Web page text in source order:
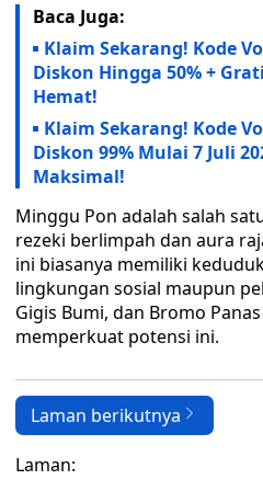
Baca Juga:
Klaim Sekarang! Kode
Diskon Hingga 50% +
Hemat!
Klaim Sekarang! Kode
Diskon 99% Mulai 7 Juli
Maksimal!
Minggu Pon adalah salah
rezeki berlimpah dan aura
ini biasanya memiliki
lingkungan sosial maupun
Gigis Bumi, dan Bromo
memperkuat potensi ini.
Laman berikutnya
Laman: